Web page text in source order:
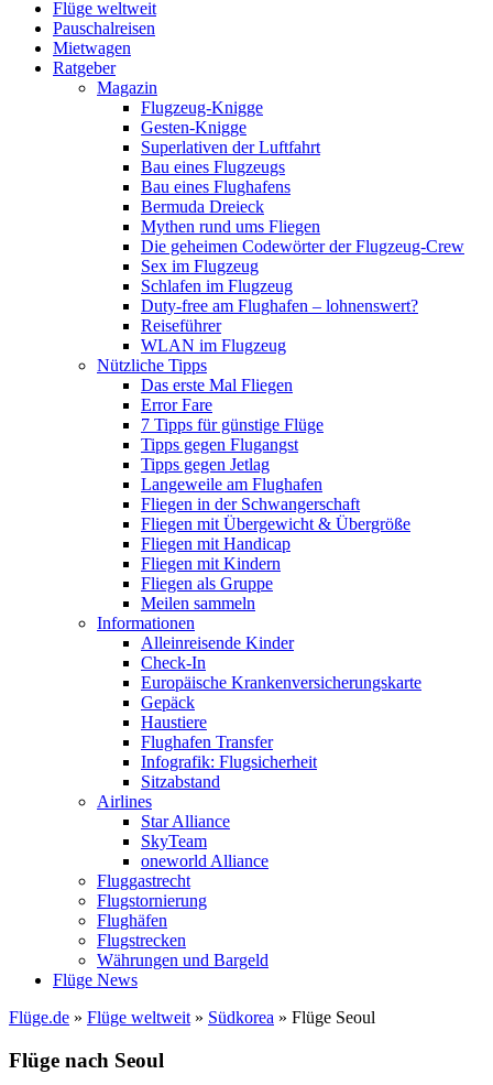
Flüge weltweit
Pauschalreisen
Mietwagen
Ratgeber
Magazin
Flugzeug-Knigge
Gesten-Knigge
Superlativen der Luftfahrt
Bau eines Flugzeugs
Bau eines Flughafens
Bermuda Dreieck
Mythen rund ums Fliegen
Die geheimen Codewörter der Flugzeug-Crew
Sex im Flugzeug
Schlafen im Flugzeug
Duty-free am Flughafen – lohnenswert?
Reiseführer
WLAN im Flugzeug
Nützliche Tipps
Das erste Mal Fliegen
Error Fare
7 Tipps für günstige Flüge
Tipps gegen Flugangst
Tipps gegen Jetlag
Langeweile am Flughafen
Fliegen in der Schwangerschaft
Fliegen mit Übergewicht & Übergröße
Fliegen mit Handicap
Fliegen mit Kindern
Fliegen als Gruppe
Meilen sammeln
Informationen
Alleinreisende Kinder
Check-In
Europäische Krankenversicherungskarte
Gepäck
Haustiere
Flughafen Transfer
Infografik: Flugsicherheit
Sitzabstand
Airlines
Star Alliance
SkyTeam
oneworld Alliance
Fluggastrecht
Flugstornierung
Flughäfen
Flugstrecken
Währungen und Bargeld
Flüge News
Flüge.de » Flüge weltweit » Südkorea » Flüge Seoul
Flüge nach Seoul